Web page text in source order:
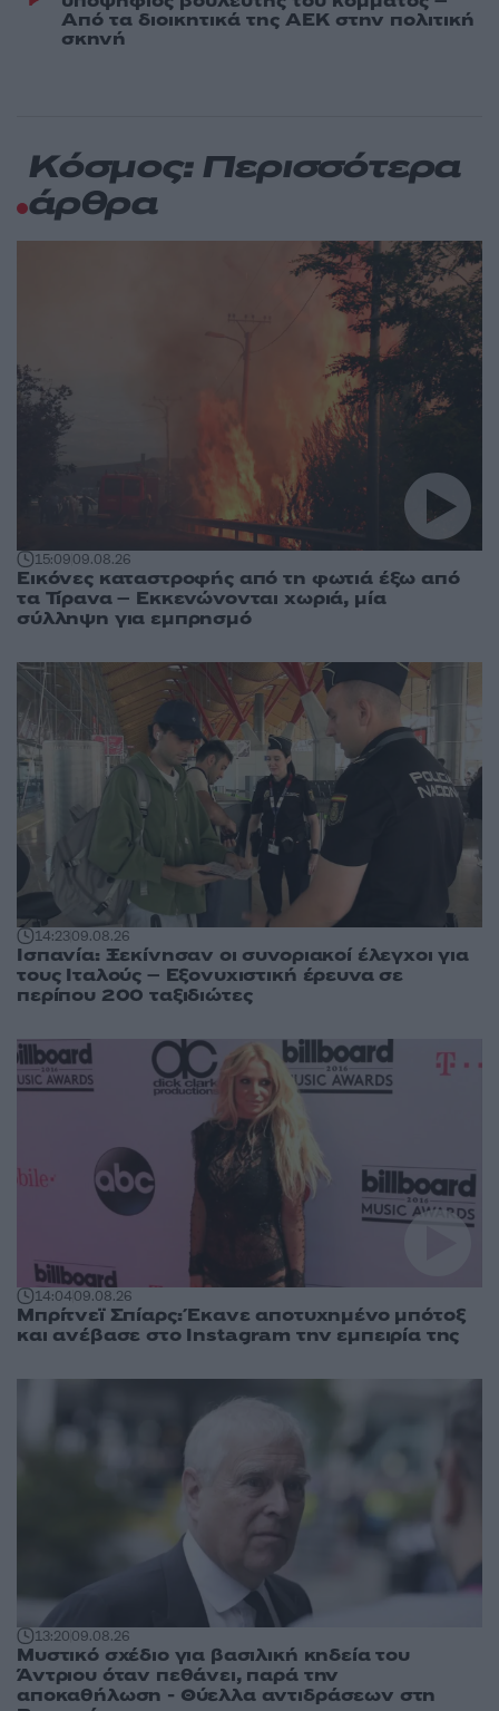
Από τα διοικητικά της ΑΕΚ στην πολιτική
σκηνή
Κόσμος: Περισσότερα
άρθρα
15:0909.08.26
Εικόνες καταστροφής από τη φωτιά έξω από
τα Τίρανα – Εκκενώνονται χωριά, μία
σύλληψη για εμπρησμό
14:2309.08.26
Ισπανία: Ξεκίνησαν οι συνοριακοί έλεγχοι για
τους Ιταλούς – Εξονυχιστική έρευνα σε
περίπου 200 ταξιδιώτες
14:0409.08.26
Μπρίτνεϊ Σπίαρς: Έκανε αποτυχημένο μπότοξ
και ανέβασε στο Instagram την εμπειρία της
13:2009.08.26
Μυστικό σχέδιο για βασιλική κηδεία του
Άντριου όταν πεθάνει, παρά την
αποκαθήλωση - Θύελλα αντιδράσεων στη